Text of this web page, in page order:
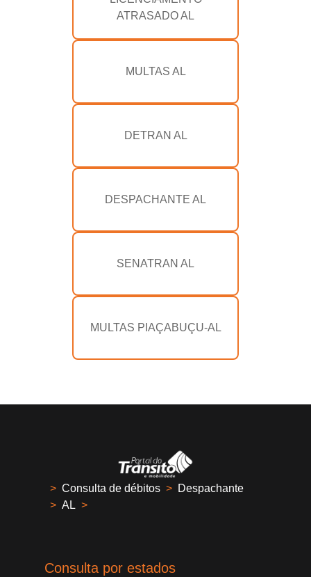
ATRASADO AL
MULTAS AL
DETRAN AL
DESPACHANTE AL
SENATRAN AL
MULTAS PIAÇABUÇU-AL
> Consulta de débitos > Despachante
> AL >
Consulta por estados